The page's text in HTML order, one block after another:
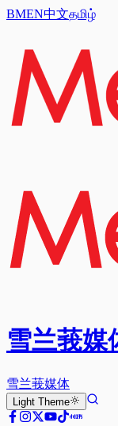
BMEN中文தமிழ்
雪兰莪媒
雪兰莪媒体
Light Theme